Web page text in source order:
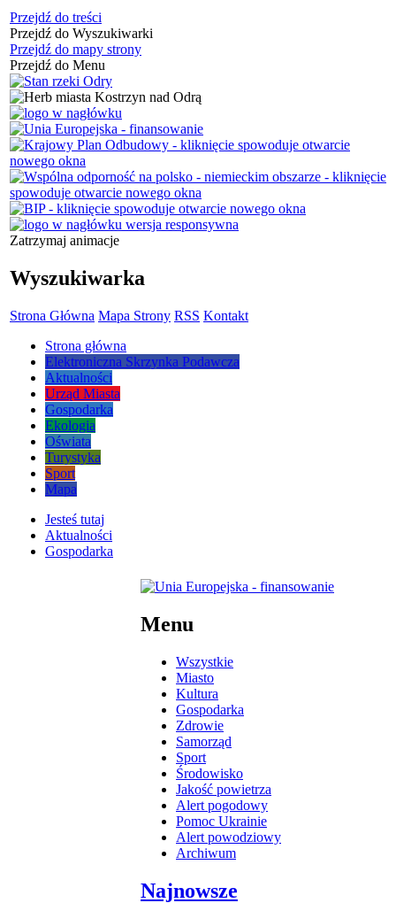
Przejdź do treści
Przejdź do Wyszukiwarki
Przejdź do mapy strony
Przejdź do Menu
Zatrzymaj animacje
Wyszukiwarka
Strona Główna Mapa Strony RSS Kontakt
Strona główna
Elektroniczna Skrzynka Podawcza
Aktualności
Urząd Miasta
Gospodarka
Ekologia
Oświata
Turystyka
Sport
Mapa
Jesteś tutaj
Aktualności
Gospodarka
Menu
Wszystkie
Miasto
Kultura
Gospodarka
Zdrowie
Samorząd
Sport
Środowisko
Jakość powietrza
Alert pogodowy
Pomoc Ukrainie
Alert powodziowy
Archiwum
Najnowsze